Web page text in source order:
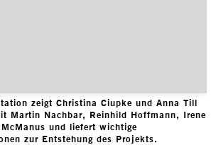
zeigt Christina Ciupke und Anna Till
Martin Nachbar, Reinhild Hoffmann, Irene
und liefert wichtige
zur Entstehung des Projekts.